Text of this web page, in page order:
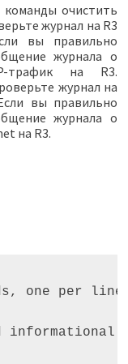
очистить
журнал на R3
вы правильно
журнала о
трафик на R3.
журнал на
вы правильно
журнала о
на R3.
one per
informational